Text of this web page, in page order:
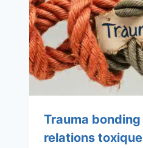
Trauma
relations